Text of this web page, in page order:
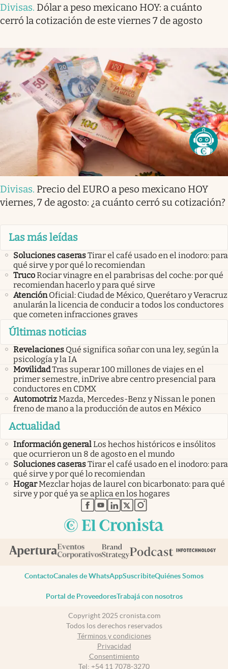
Divisas. Dólar a peso mexicano HOY: a cuánto
cerró la cotización de este viernes 7 de agosto
Divisas. Precio del EURO a peso mexicano HOY
viernes, 7 de agosto: ¿a cuánto cerró su cotización?
Las más leídas
Soluciones caserasTirar el café usado en el inodoro: para
qué sirve y por qué lo recomiendan
TrucoRociar vinagre en el parabrisas del coche: por qué
recomiendan hacerlo y para qué sirve
Atención Oficial: Ciudad de México, Querétaro y Veracruz
anularán la licencia de conducir a todos los conductores
que cometen infracciones graves
Últimas noticias
Revelaciones Qué significa soñar con una ley, según la
psicología y la IA
MovilidadTras superar 100 millones de viajes en el
primer semestre, inDrive abre centro presencial para
conductores en CDMX
AutomotrizMazda, Mercedes-Benz y Nissan le ponen
freno de mano a la producción de autos en México
Actualidad
Información generalLos hechos históricos e insólitos
que ocurrieron un 8 de agosto en el mundo
Soluciones caserasTirar el café usado en el inodoro: para
qué sirve y por qué lo recomiendan
HogarMezclar hojas de laurel con bicarbonato: para qué
sirve y por qué ya se aplica en los hogares
abre en nueva pestaña
abre en nueva pestaña
abre en nueva pestaña
abre en nueva pestaña
abre en nueva pestaña
ContactoCanales de WhatsAppSuscribiteQuiénes Somos
Portal de ProveedoresTrabajá con nosotros
Copyright 2025 cronista.com
Todos los derechos reservados
Términos y condiciones
Privacidad
Consentimiento
Tel: +54 11 7078-3270